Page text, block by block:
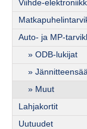
Viihde-
Auto- ja MP-
» ODB-lukijat
»
» Muut
Lahjakortit
Uutuudet